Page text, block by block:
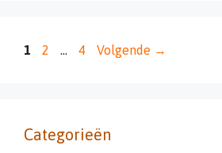
Pagina
1 Pagina
2 … Pagina
4 Volgende →
Categorieën